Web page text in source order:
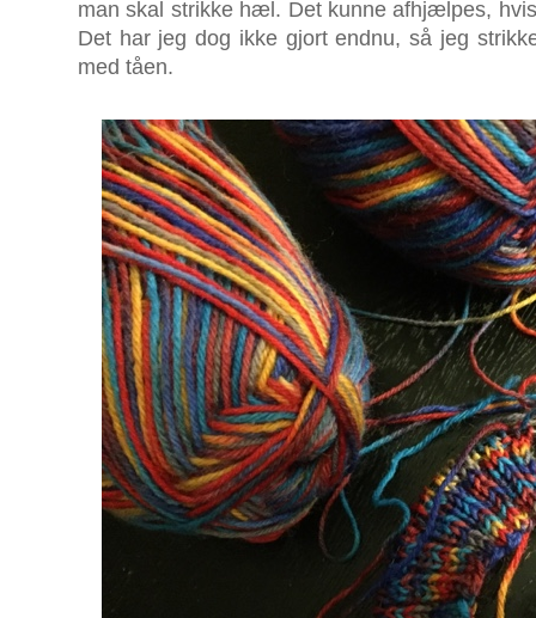
man skal strikke hæl. Det kunne afhjælpes,
Det har jeg dog ikke gjort endnu, så jeg
med tåen.